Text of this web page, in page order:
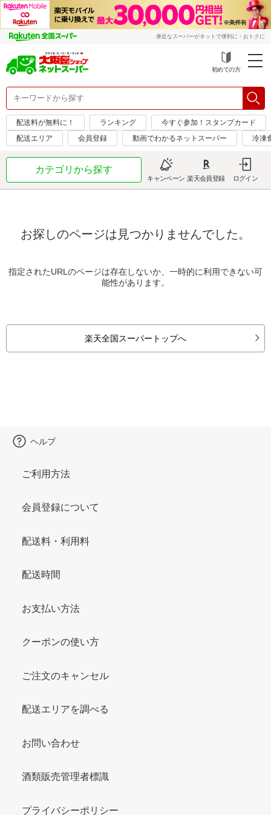
身近なスーパーがネットで便利に・おトクに
初めての方
配送料が無料に！ ランキング
今すぐ参加！スタンプカード
配送エリア
会員登録 動画でわかるネットスーパー 冷凍
カテゴリから探す
キャンペーン 楽天会員登録 ログイン
お探しのページは見つかりませんでした。
指定されたURLのページは存在しないか、一時的に利用できない可
能性があります。
楽天全国スーパートップへ
ヘルプ
ご利用方法
会員登録について
配送料・利用料
配送時間
お支払い方法
クーポンの使い方
ご注文のキャンセル
配送エリアを調べる
お問い合わせ
酒類販売管理者標識
プライバシーポリシー